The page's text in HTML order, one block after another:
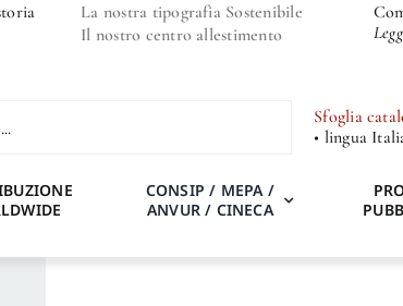
La nostra tipografia Sostenibile
Il nostro centro allestimento
Sfoglia
• lingua
CONSIP / MEPA /
ANVUR / CINECA